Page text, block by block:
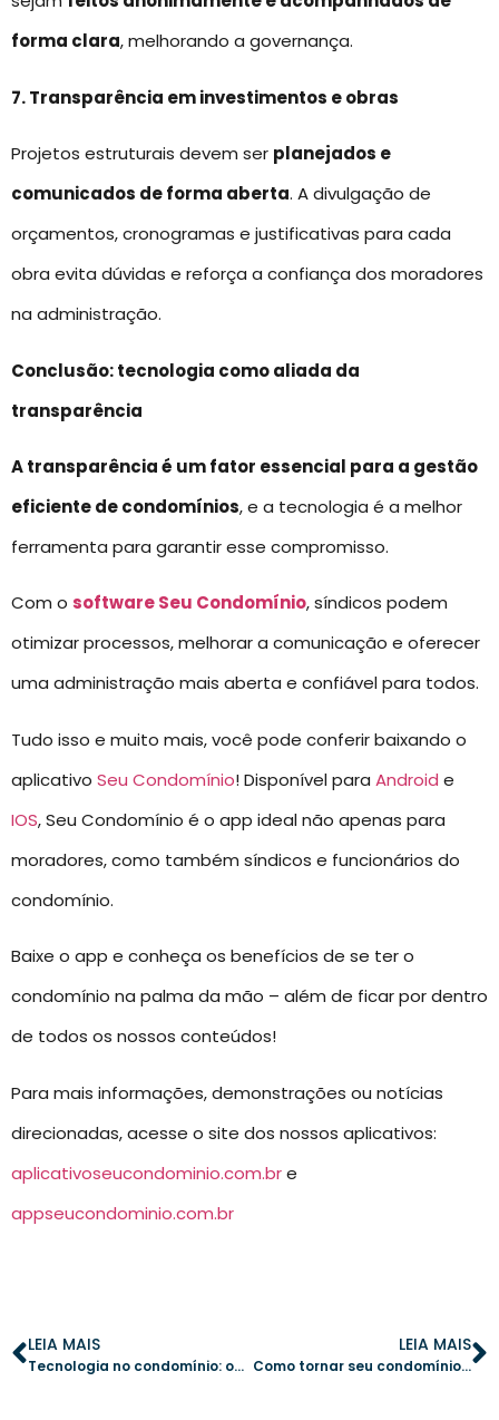
forma clara, melhorando a governança.
7. Transparência em investimentos e obras
Projetos estruturais devem ser planejados e
comunicados de forma aberta. A divulgação de
orçamentos, cronogramas e justificativas para cada
obra evita dúvidas e reforça a confiança dos moradores
na administração.
Conclusão: tecnologia como aliada da
transparência
A transparência é um fator essencial para a gestão
eficiente de condomínios, e a tecnologia é a melhor
ferramenta para garantir esse compromisso.
Com o software Seu Condomínio, síndicos podem
otimizar processos, melhorar a comunicação e oferecer
uma administração mais aberta e confiável para todos.
Tudo isso e muito mais, você pode conferir baixando o
aplicativo Seu Condomínio! Disponível para Android e
IOS, Seu Condomínio é o app ideal não apenas para
moradores, como também síndicos e funcionários do
condomínio.
Baixe o app e conheça os benefícios de se ter o
condomínio na palma da mão – além de ficar por dentro
de todos os nossos conteúdos!
Para mais informações, demonstrações ou notícias
direcionadas, acesse o site dos nossos aplicativos:
aplicativoseucondominio.com.bre
appseucondominio.com.br
LEIA MAIS
Tecnologia no condomínio: o impacto das inovações para a gestão condominial em 2025
LEIA MAIS
Como tornar seu condomínio mais seguro e econômico com estratégias inteligentes